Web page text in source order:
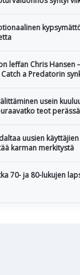
leffan Chris Hansen
a Predatorin
usein
teot perässä
uusien
karman merkitystä
70- ja 80-lukujen